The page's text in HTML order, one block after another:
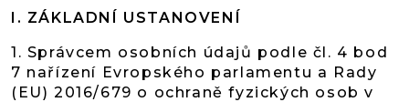
I. ZÁKLADNÍ USTANOVENÍ
1. Správcem osobních údajů podle čl. 4 bod
7 nařízení Evropského parlamentu a Rady
(EU) 2016/679 o ochraně fyzických osob v